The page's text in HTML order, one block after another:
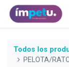
Todos los
PELOTA/